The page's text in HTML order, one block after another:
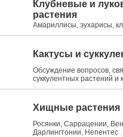
Клубневые и
растения
Амариллисы, эухарисы,
Кактусы и
Обсуждение вопросов,
суккулентных растений и
Хищные растения
Росянки, Саррацении,
Дарлингтонии, Непентес …